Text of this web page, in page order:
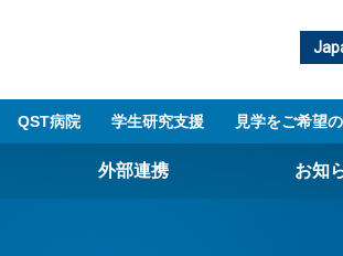
QST病院 学生研究支援​ 見学をご希望
外部連携 お知